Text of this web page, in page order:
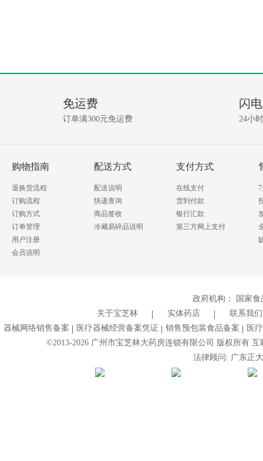
免运费
订单满300元免运费
闪
24小
购物指南
退换货流程
订购流程
订购方式
订单管理
用户注册
会员说明
配送方式
配送说明
快递查询
商品签收
冷藏易碎品说明
支付方式
在线支付
货到付款
银行汇款
第三方网上支付
政府机构：
国家
关于宝芝林
实体药店
联系我们
器械网络销售备案
医疗器械经营备案凭证 销售预包装食品备案
医
©2013-2026广州市宝芝林大药房连锁有限公司 版权所有
法律顾问: 广东正